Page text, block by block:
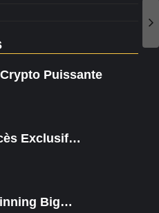
Puissante
Exclusif…
Big…